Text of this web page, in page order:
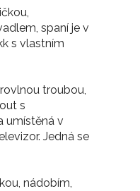
spaní je v
s vlastním
troubou,
s
umístěná v
Jedná se
nádobím,